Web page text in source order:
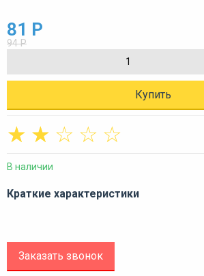
81 Р
94 Р
Купить
☆
☆
☆
☆
☆
В наличии
Краткие характеристики
Заказать звонок